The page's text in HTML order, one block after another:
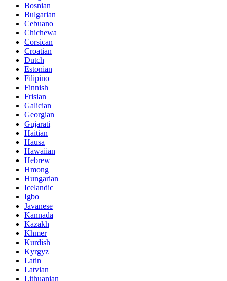
Bosnian
Bulgarian
Cebuano
Chichewa
Corsican
Croatian
Dutch
Estonian
Filipino
Finnish
Frisian
Galician
Georgian
Gujarati
Haitian
Hausa
Hawaiian
Hebrew
Hmong
Hungarian
Icelandic
Igbo
Javanese
Kannada
Kazakh
Khmer
Kurdish
Kyrgyz
Latin
Latvian
Lithuanian